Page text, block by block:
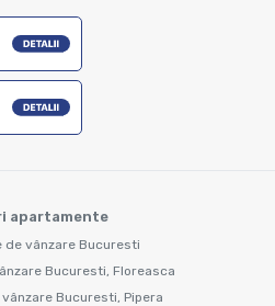
apartamente
de vânzare Bucuresti
Bucuresti, Floreasca
Bucuresti, Pipera